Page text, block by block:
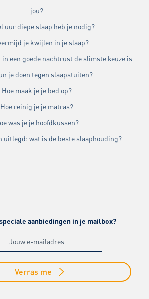
jou?
uur diepe slaap heb je nodig?
je kwijlen in je slaap?
in een goede nachtrust de slimste keuze is
je doen tegen slaapstuiten?
Hoe maak je je bed op?
Hoe reinig je je matras?
was je je hoofdkussen?
uitlegd: wat is de beste slaaphouding?
aanbiedingen in je mailbox?
Verras me